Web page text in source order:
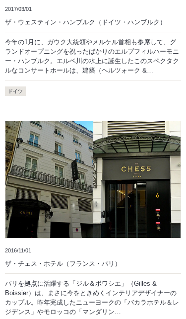
2017/03/01
ザ・ウェスティン・ハンブルク（ドイツ・ハンブルク）
今年の1月に、ガウク大統領やメルケル首相も参席して、グ
ランドオープニングを祝ったばかりのエルプフィルハーモニ
ー・ハンブルク。エルベ川の水上に誕生したこのスペクタク
ルなコンサートホールは、建築（ヘルツォーク &…
ドイツ
2016/11/01
ザ・チェス・ホテル（フランス・パリ）
パリを拠点に活躍する「ジル＆ボワシエ」（Gilles &
Boissier）は、まさに今をときめくインテリアデザイナーの
カップル。昨年完成したニューヨークの「バカラホテル＆レ
ジデンス」やモロッコの「マンダリン…